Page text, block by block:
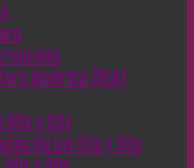
América (SEA)
80s y 90s
de los 80s y 90s